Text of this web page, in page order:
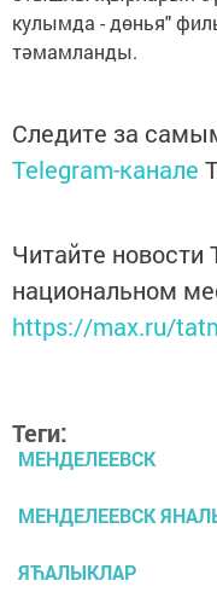
кулымда - дөнья"
тәмамланды.
Следите за
Telegram-канале
Читайте новости
национальном
https://max.ru/
Теги:
МЕНДЕЛЕЕВСК
МЕНДЕЛЕЕВСК
ЯЋАЛЫКЛАР